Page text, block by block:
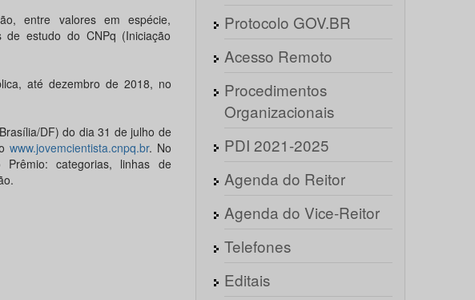
entre valores em espécie,
de estudo do CNPq (Iniciação
até dezembro de 2018, no
DF) do dia 31 de julho de
www.jovemcientista.cnpq.br. No
categorias, linhas de
Protocolo GOV.BR
Acesso Remoto
Procedimentos
Organizacionais
PDI 2021-2025
Agenda do Reitor
Agenda do Vice-Reitor
Telefones
Editais